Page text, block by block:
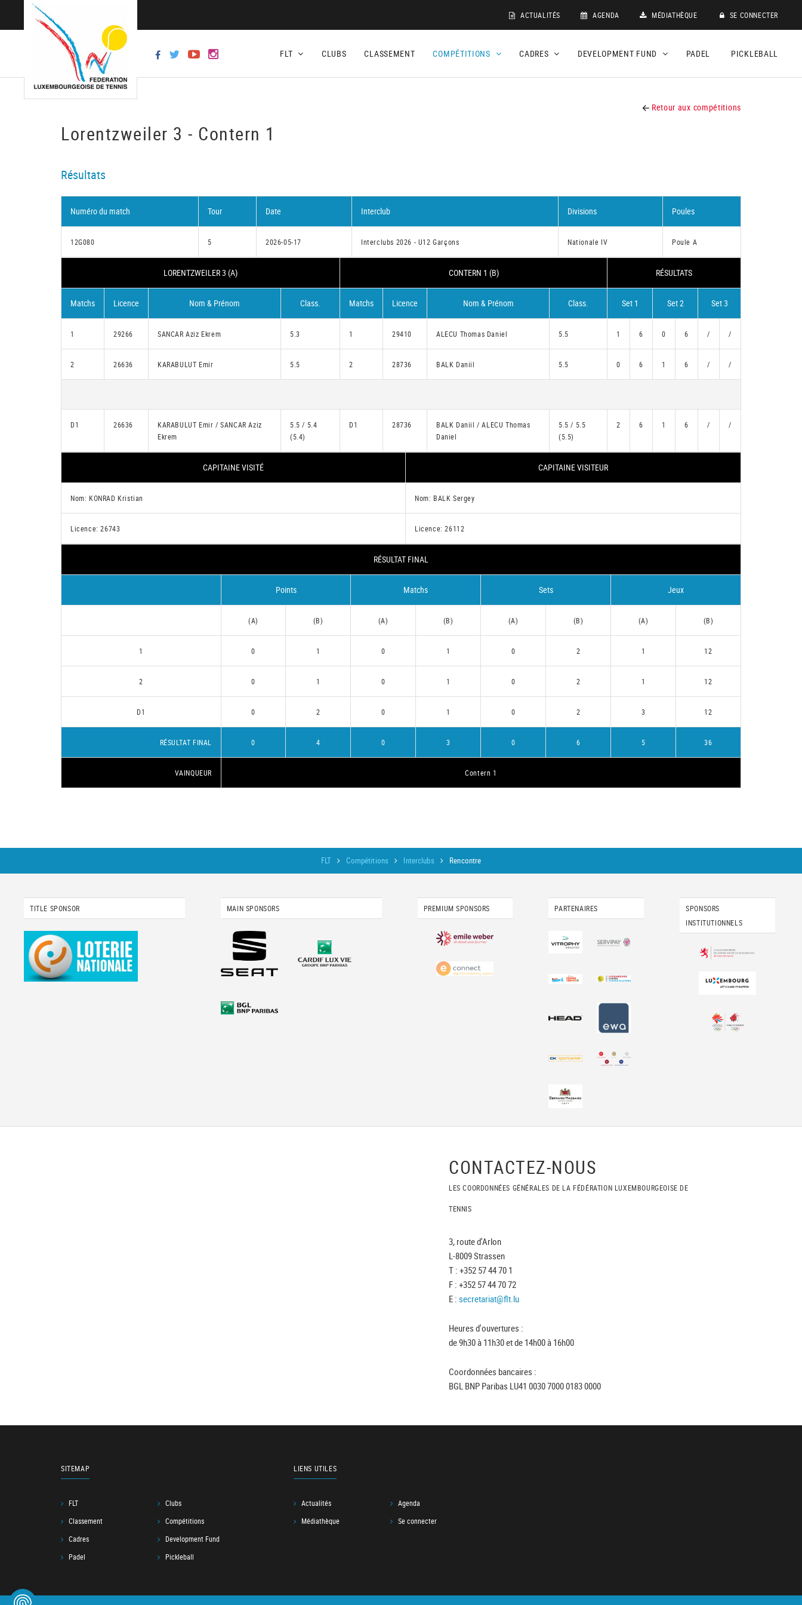
ACTUALITÉS AGENDA MÉDIATHÈQUE SE CONNECTER
FLT CLUBS CLASSEMENT COMPÉTITIONS CADRES DEVELOPMENT FUND PADEL PICKLEBALL
Retour aux compétitions
Lorentzweiler 3 - Contern 1
Résultats
Numéro du match Tour Date Interclub Divisions Poules
12G080 5 2026-05-17 Interclubs 2026 - U12 Garçons Nationale IV Poule A
LORENTZWEILER 3 (A) CONTERN 1 (B) RÉSULTATS
Matchs Licence Nom & Prénom Class. Matchs Licence Nom & Prénom Class. Set 1 Set 2 Set 3
1 29266 SANCAR Aziz Ekrem 5.3 1 29410 ALECU Thomas Daniel 5.5 1 6 0 6 / /
2 26636 KARABULUT Emir 5.5 2 28736 BALK Daniil 5.5 0 6 1 6 / /
D1 26636
KARABULUT Emir / SANCAR Aziz
Ekrem
5.5 / 5.4
(5.4)
D1 28736
BALK Daniil / ALECU Thomas
Daniel
5.5 / 5.5
(5.5)
2 6 1 6 / /
CAPITAINE VISITÉ CAPITAINE VISITEUR
Nom: KONRAD Kristian Nom: BALK Sergey
Licence: 26743 Licence: 26112
RÉSULTAT FINAL
Points Matchs Sets Jeux
(A) (B) (A) (B) (A) (B) (A) (B)
1 0 1 0 1 0 2 1 12
2 0 1 0 1 0 2 1 12
D1 0 2 0 1 0 2 3 12
RÉSULTAT FINAL 0 4 0 3 0 6 5 36
VAINQUEUR Contern 1
FLT Compétitions Interclubs Rencontre
TITLE SPONSOR MAIN SPONSORS PREMIUM SPONSORS PARTENAIRES
SPONSORS
INSTITUTIONNELS
CONTACTEZ-NOUS
LES COORDONNÉES GÉNÉRALES DE LA FÉDÉRATION LUXEMBOURGEOISE DE
TENNIS
3, route d'Arlon
L-8009 Strassen
T : +352 57 44 70 1
F : +352 57 44 70 72
E : secretariat@flt.lu
Heures d'ouvertures :
de 9h30 à 11h30 et de 14h00 à 16h00
Coordonnées bancaires :
BGL BNP Paribas LU41 0030 7000 0183 0000
SITEMAP
FLT
Clubs
Classement
Compétitions
Cadres
Development Fund
Padel
Pickleball
LIENS UTILES
Actualités
Agenda
Médiathèque
Se connecter